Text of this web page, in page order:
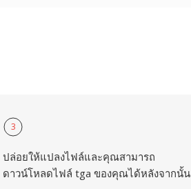
3
ปล่อยให้แปลงไฟล์และคุณสามารถ
ดาวน์โหลดไฟล์ tga ของคุณได้หลังจากนั้น